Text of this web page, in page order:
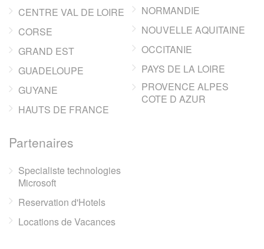
CENTRE VAL DE LOIRE
CORSE
GRAND EST
GUADELOUPE
GUYANE
HAUTS DE FRANCE
NORMANDIE
NOUVELLE AQUITAINE
OCCITANIE
PAYS DE LA LOIRE
PROVENCE ALPES
COTE D AZUR
Partenaires
Specialiste technologies
Microsoft
Reservation d'Hotels
Locations de Vacances